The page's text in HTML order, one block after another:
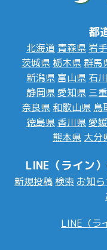
都
北海道 青森県 岩
茨城県 栃木県群馬
新潟県 富山県 石
静岡県愛知県 三
奈良県 和歌山県 鳥
徳島県 香川県愛
熊本県 大分
LINE（ライン
新規投稿 検索 お知
LINE（ラ